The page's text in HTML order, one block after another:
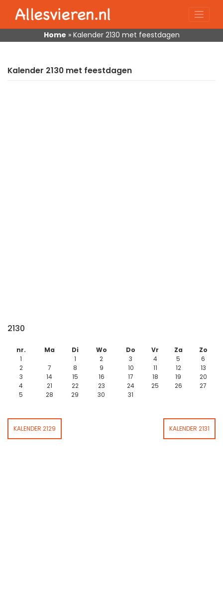
content
Home » Kalender 2130 met feestdagen
Kalender 2130 met feestdagen
2130
nr. Ma Di Wo Do Vr Za
Zo
1
1 2 3 4 5
6
2
7 8 9 10 11 12
13
3
14 15 16 17 18 19
20
4
21 22 23 24 25 26
27
5
28 29 30 31
KALENDER 2129 KALENDER 2131